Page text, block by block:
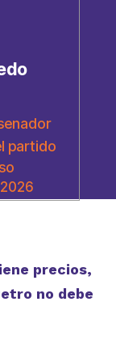
partido
precios,
no debe